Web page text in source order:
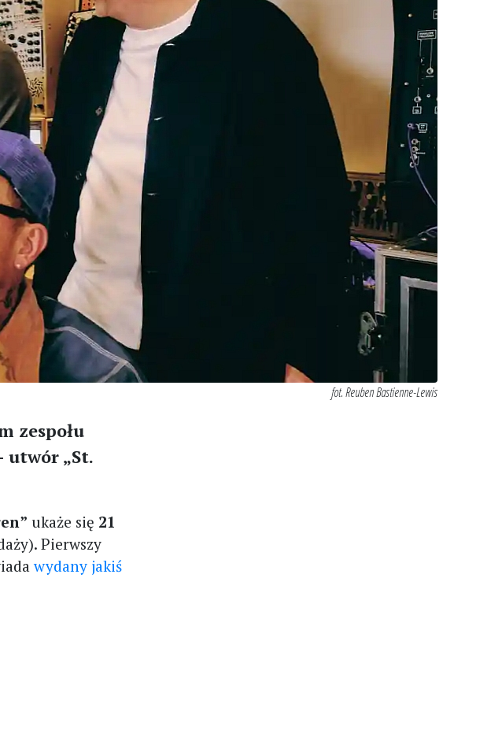
fot. Reuben Bastienne-Lewis
zespołu
utwór „St.
ukaże się 21
Pierwszy
wydany jakiś